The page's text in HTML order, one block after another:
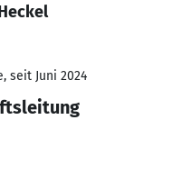
seit Juni 2024